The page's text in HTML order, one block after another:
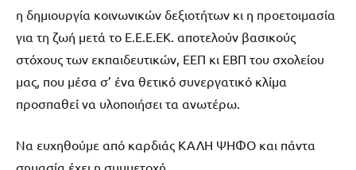
η δημιουργία κοινωνικών δεξιοτήτων κι η προετοιμασία
για τη ζωή μετά το Ε.Ε.Ε.ΕΚ. αποτελούν βασικούς
στόχους των εκπαιδευτικών, ΕΕΠ κι ΕΒΠ του σχολείου
μας, που μέσα σ’ ένα θετικό συνεργατικό κλίμα
προσπαθεί να υλοποιήσει τα ανωτέρω.
Να ευχηθούμε από καρδιάς ΚΑΛΗ ΨΗΦΟ και πάντα